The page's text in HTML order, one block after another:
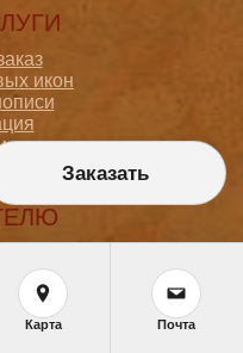
икон
заказ
Заказать
Карта Почта